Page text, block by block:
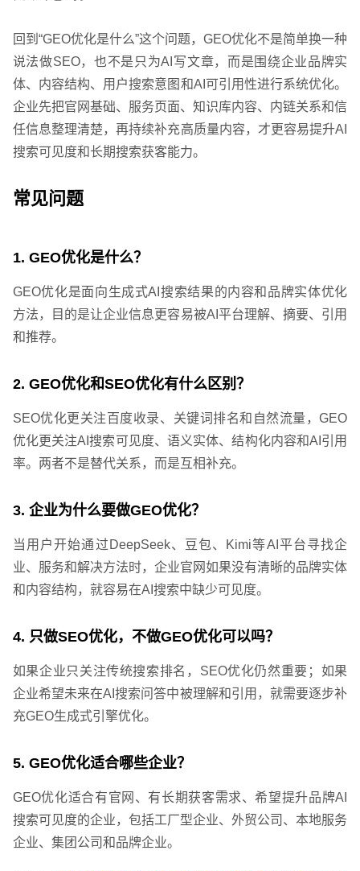
回到“GEO优化是什么”这个问题，GEO优化不是简单换一种
说法做SEO，也不是只为AI写文章，而是围绕企业品牌实
体、内容结构、用户搜索意图和AI可引用性进行系统优化。
企业先把官网基础、服务页面、知识库内容、内链关系和信
任信息整理清楚，再持续补充高质量内容，才更容易提升AI
搜索可见度和长期搜索获客能力。
常见问题
1. GEO优化是什么？
GEO优化是面向生成式AI搜索结果的内容和品牌实体优化
方法，目的是让企业信息更容易被AI平台理解、摘要、引用
和推荐。
2. GEO优化和SEO优化有什么区别？
SEO优化更关注百度收录、关键词排名和自然流量，GEO
优化更关注AI搜索可见度、语义实体、结构化内容和AI引用
率。两者不是替代关系，而是互相补充。
3. 企业为什么要做GEO优化？
当用户开始通过DeepSeek、豆包、Kimi等AI平台寻找企
业、服务和解决方法时，企业官网如果没有清晰的品牌实体
和内容结构，就容易在AI搜索中缺少可见度。
4. 只做SEO优化，不做GEO优化可以吗？
如果企业只关注传统搜索排名，SEO优化仍然重要；如果
企业希望未来在AI搜索问答中被理解和引用，就需要逐步补
充GEO生成式引擎优化。
5. GEO优化适合哪些企业？
GEO优化适合有官网、有长期获客需求、希望提升品牌AI
搜索可见度的企业，包括工厂型企业、外贸公司、本地服务
企业、集团公司和品牌企业。
您的预算 1万以内 1万-3万